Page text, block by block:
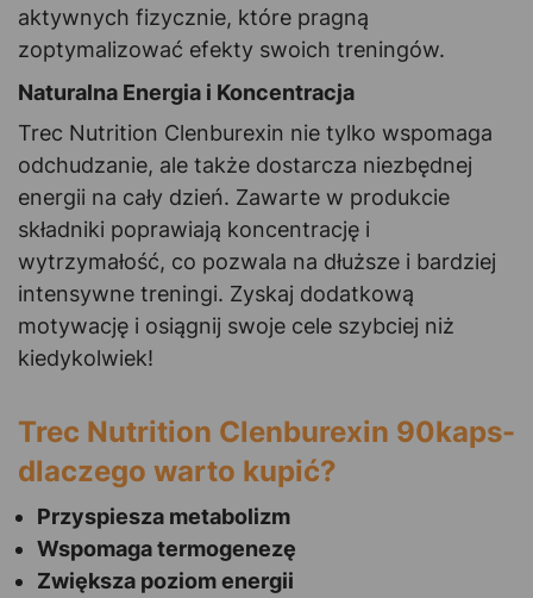
aktywnych fizycznie, które pragną
zoptymalizować efekty swoich treningów.
Naturalna Energia i Koncentracja
Trec Nutrition Clenburexin nie tylko wspomaga
odchudzanie, ale także dostarcza niezbędnej
energii na cały dzień. Zawarte w produkcie
składniki poprawiają koncentrację i
wytrzymałość, co pozwala na dłuższe i bardziej
intensywne treningi. Zyskaj dodatkową
motywację i osiągnij swoje cele szybciej niż
kiedykolwiek!
Trec Nutrition Clenburexin 90kaps-
dlaczego warto kupić?
Przyspiesza metabolizm
Wspomaga termogenezę
Zwiększa poziom energii